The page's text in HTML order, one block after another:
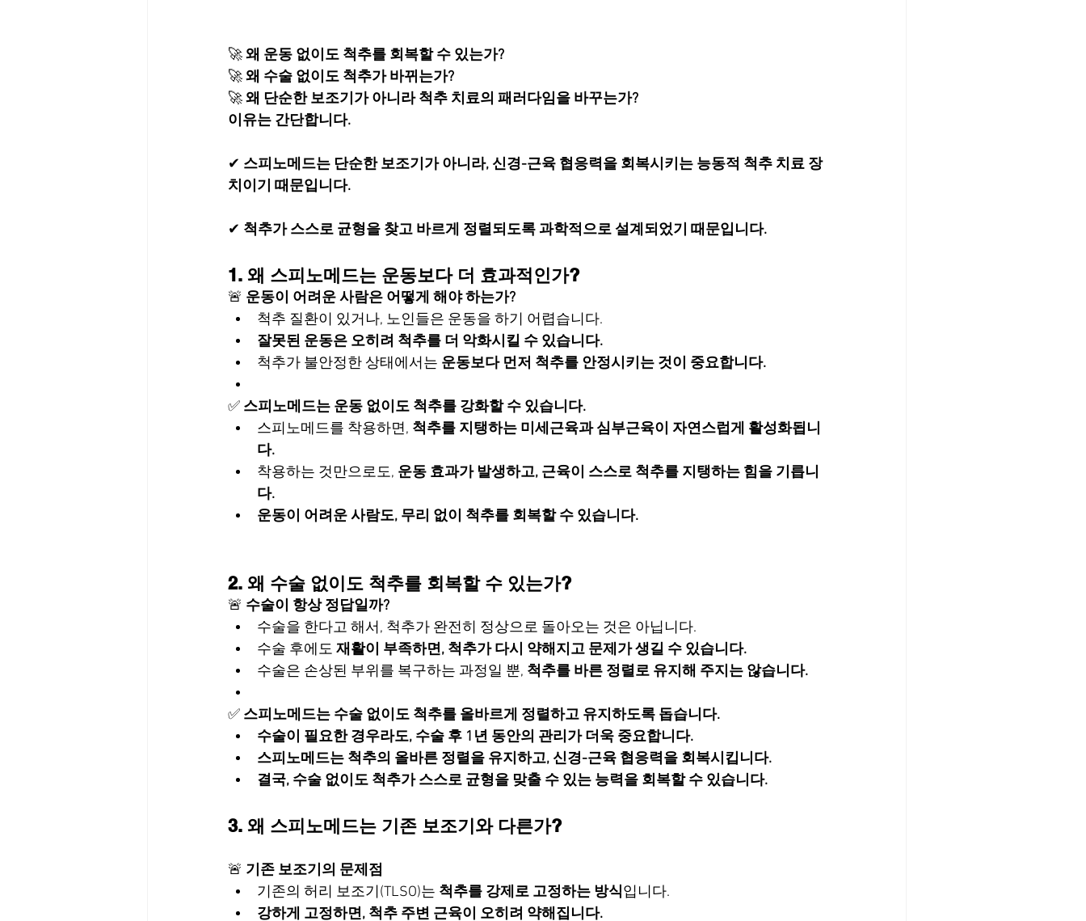
🚀 왜 운동 없이도 척추를 회복할 수 있는가?
🚀 왜 수술 없이도 척추가 바뀌는가?
🚀 왜 단순한 보조기가 아니라 척추 치료의 패러다임을 바꾸는가?
이유는 간단합니다.
✔ 스피노메드는 단순한 보조기가 아니라, 신경-근육 협응력을 회복시키는 능동적 척추 치료 장
치이기 때문입니다.
✔ 척추가 스스로 균형을 찾고 바르게 정렬되도록 과학적으로 설계되었기 때문입니다.
1. 왜 스피노메드는 운동보다 더 효과적인가?
🚨 운동이 어려운 사람은 어떻게 해야 하는가?
척추 질환이 있거나, 노인들은 운동을 하기 어렵습니다.
잘못된 운동은 오히려 척추를 더 악화시킬 수 있습니다.
척추가 불안정한 상태에서는 운동보다 먼저 척추를 안정시키는 것이 중요합니다.
✅ 스피노메드는 운동 없이도 척추를 강화할 수 있습니다.
스피노메드를 착용하면, 척추를 지탱하는 미세근육과 심부근육이 자연스럽게 활성화됩니
다.
착용하는 것만으로도, 운동 효과가 발생하고, 근육이 스스로 척추를 지탱하는 힘을 기릅니
다.
운동이 어려운 사람도, 무리 없이 척추를 회복할 수 있습니다.
2. 왜 수술 없이도 척추를 회복할 수 있는가?
🚨 수술이 항상 정답일까?
수술을 한다고 해서, 척추가 완전히 정상으로 돌아오는 것은 아닙니다.
수술 후에도 재활이 부족하면, 척추가 다시 약해지고 문제가 생길 수 있습니다.
수술은 손상된 부위를 복구하는 과정일 뿐, 척추를 바른 정렬로 유지해 주지는 않습니다.
✅ 스피노메드는 수술 없이도 척추를 올바르게 정렬하고 유지하도록 돕습니다.
수술이 필요한 경우라도, 수술 후 1년 동안의 관리가 더욱 중요합니다.
스피노메드는 척추의 올바른 정렬을 유지하고, 신경-근육 협응력을 회복시킵니다.
결국, 수술 없이도 척추가 스스로 균형을 맞출 수 있는 능력을 회복할 수 있습니다.
3. 왜 스피노메드는 기존 보조기와 다른가?
🚨 기존 보조기의 문제점
기존의 허리 보조기(TLSO)는 척추를 강제로 고정하는 방식입니다.
강하게 고정하면, 척추 주변 근육이 오히려 약해집니다.